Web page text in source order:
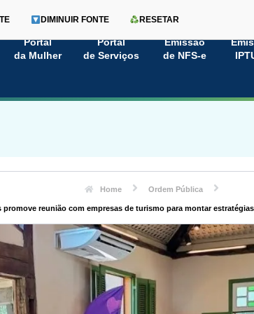
Portal
da Mulher
Portal
de Serviços
Emissão
de NFS-e
DIMINUIR FONTE RESETAR
Home Ordem Pública
promove reunião com empresas de turismo para montar